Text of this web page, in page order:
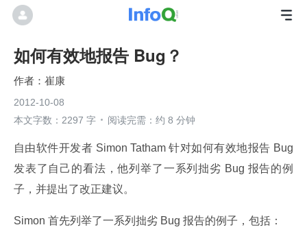
如何有效地报告 Bug？
崔康
2012-10-08
本文字数：2297 字
阅读完需：约 8 分钟
自由软件开发者 Simon Tatham 针对如何有效地报告 Bug
发表了自己的看法，他列举了一系列拙劣 Bug 报告的例
子，并提出了改正建议。
Simon 首先列举了一系列拙劣 Bug 报告的例子，包括：